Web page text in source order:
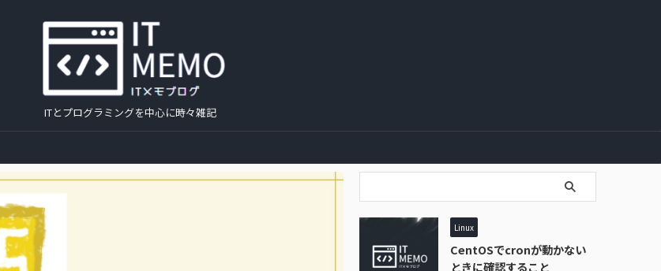
ITとプログラミングを中心に時々雑記
Linux
CentOSでcronが動かない
ときに確認すること